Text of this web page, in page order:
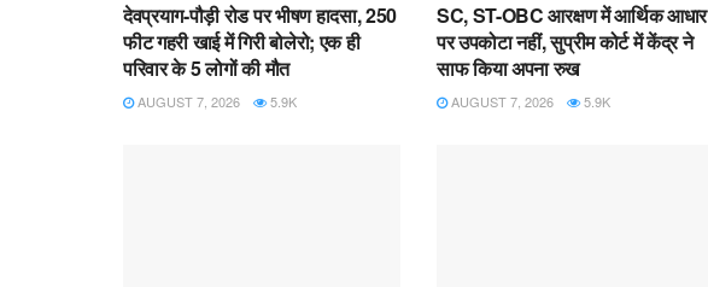
देवप्रयाग-पौड़ी रोड पर भीषण हादसा, 250
फीट गहरी खाई में गिरी बोलेरो; एक ही
परिवार के 5 लोगों की मौत
AUGUST 7, 2026 5.9K
SC, ST-OBC आरक्षण में आर्थिक आधार
पर उपकोटा नहीं, सुप्रीम कोर्ट में केंद्र ने
साफ किया अपना रुख
AUGUST 7, 2026 5.9K